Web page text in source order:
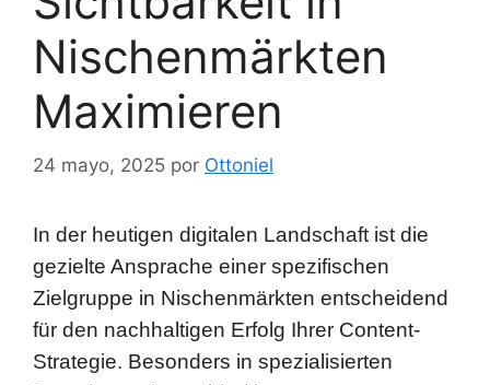
Maximieren
24 mayo, 2025 porOttoniel
gezielte Ansprache einer spezifischen
für den nachhaltigen Erfolg Ihrer Content-
Strategie. Besonders in spezialisierten
Branchen, wie nachhaltigen
Küchenutensilien oder handgefertigten
Produkten, reicht es nicht aus, allgemein